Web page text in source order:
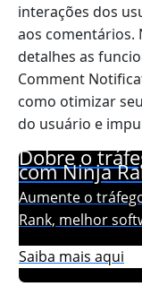
interações dos
aos comentários.
detalhes as
Comment
como otimizar
do usuário e
Dobre o
com Ninja
Aumente o
Rank, melhor
Saiba mais aqui